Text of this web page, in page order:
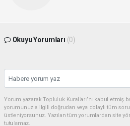
Okuyu Yorumları (0)
Yorum yazarak Topluluk Kuralları’nı kabul etmiş
yorumunuzla ilgili doğrudan veya dolaylı tüm
üstleniyorsunuz. Yazılan tüm yorumlardan site
tutulamaz.